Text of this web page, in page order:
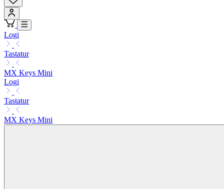
Logi
Tastatur
MX Keys Mini
Logi
Tastatur
MX Keys Mini